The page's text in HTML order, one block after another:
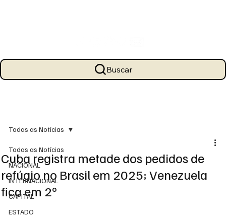
Buscar
Todas as Notícias
NACIONAL
INTERNACIONAL
CAPITAL
ESTADO
Todas as Notícias
Cuba registra metade dos pedidos de
refúgio no Brasil em 2025; Venezuela
fica em 2º